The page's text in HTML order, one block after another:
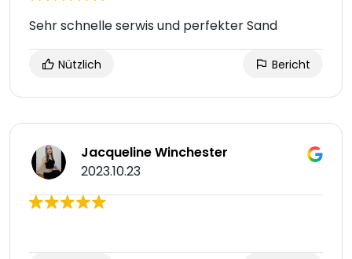
Sehr schnelle serwis und perfekter Sand
Nützlich Bericht
Jacqueline Winchester
2023.10.23